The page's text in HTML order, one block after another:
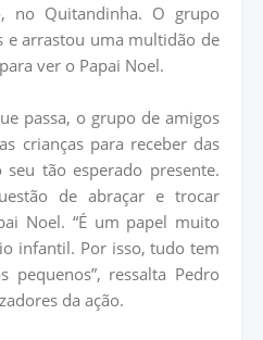
no Quitandinha. O grupo
e arrastou uma multidão de
ver o Papai Noel.
passa, o grupo de amigos
crianças para receber das
tão esperado presente.
de abraçar e trocar
Noel. “É um papel muito
infantil. Por isso, tudo tem
pequenos”, ressalta Pedro
da ação.